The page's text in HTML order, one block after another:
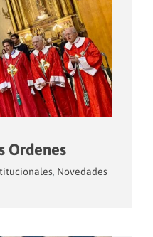
Ordenes
, Novedades